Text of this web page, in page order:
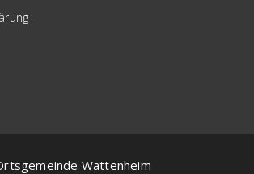
Wattenheim